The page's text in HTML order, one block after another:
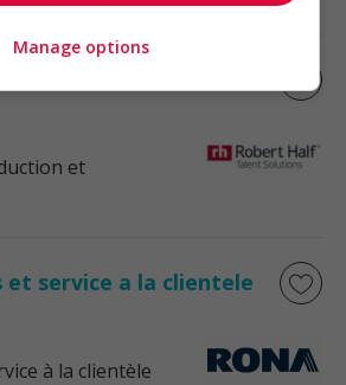
estimator
et
et service a la clientele
à la clientèle
Manage options